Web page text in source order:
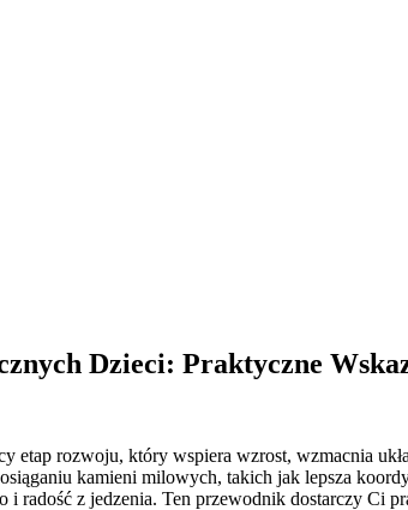
Dzieci: Praktyczne
etap rozwoju, który wspiera wzrost, wzmacnia
kamieni milowych, takich jak lepsza
i radość z jedzenia. Ten przewodnik dostarczy Ci